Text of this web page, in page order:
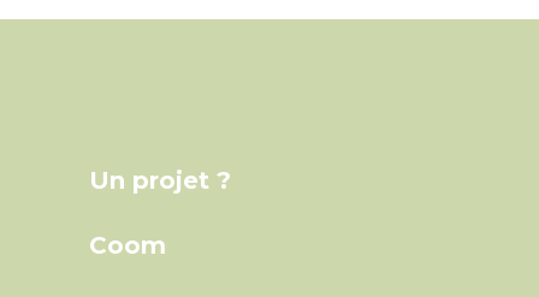
Un projet ?
Coom